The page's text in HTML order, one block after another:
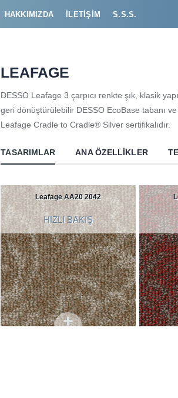
HAKKIMIZDA İLETIŞIM S.S.S.
LEAFAGE
DESSO Leafage 3 çarpıcı renkte şık, klasik
geri dönüştürülebilir DESSO EcoBase tabanı
Leafage Cradle to Cradle® Silver sertifikalıdır.
TASARIMLAR ANA ÖZELLIKLER
Leafage AA20 2042
HIZLI BAKIŞ